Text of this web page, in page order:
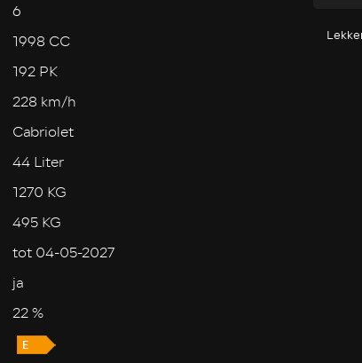
6
1998 CC
192 PK
228 km/h
Cabriolet
44 Liter
1270 KG
495 KG
tot 04-05-2027
ja
22 %